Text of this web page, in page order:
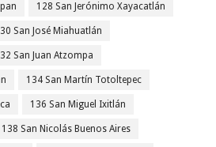
128 San Jerónimo Xayacatlán
San José Miahuatlán
San Juan Atzompa
134 San Martín Totoltepec
136 San Miguel Ixitlán
138 San Nicolás Buenos Aires